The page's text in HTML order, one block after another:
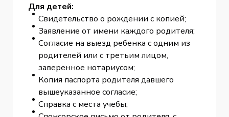
Для детей:
Свидетельство о рождении с копией;
Заявление от имени каждого родителя;
Согласие на выезд ребенка с одним из
родителей или с третьим лицом,
заверенное нотариусом;
Копия паспорта родителя давшего
вышеуказанное согласие;
Справка с места учебы;